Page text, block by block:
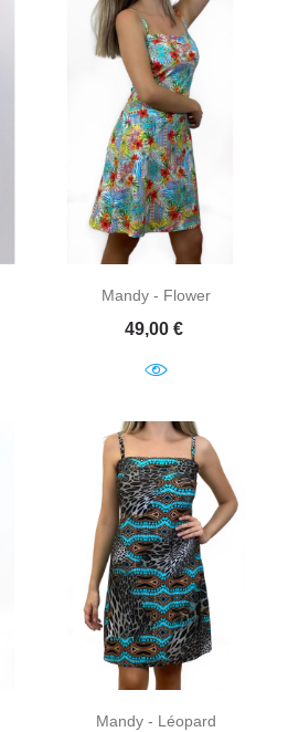
Mandy - Flower
Prix
49,00 €
Mandy - Léopard